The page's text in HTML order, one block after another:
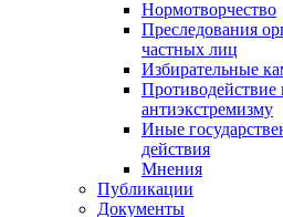
Нормотворчество
Преследования
частных лиц
Избирательные
антиэкстремизму
Иные
действия
Мнения
Публикации
Документы